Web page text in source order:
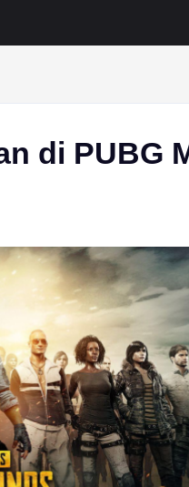
di PUBG